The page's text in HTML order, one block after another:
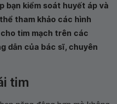
bạn kiểm soát huyết áp và
tham khảo các hình
tim mạch trên các
dẫn của bác sĩ, chuyên
tim